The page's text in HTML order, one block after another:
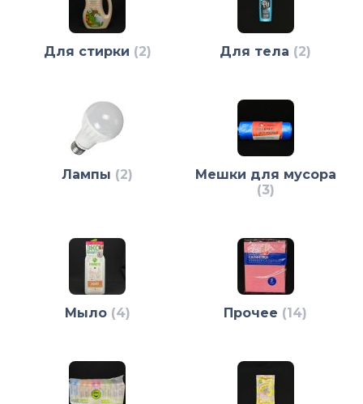
Для стирки (2) Для тела (2)
Лампы (2)
Мешки для мусора
(3)
Мыло (4) Прочее (14)